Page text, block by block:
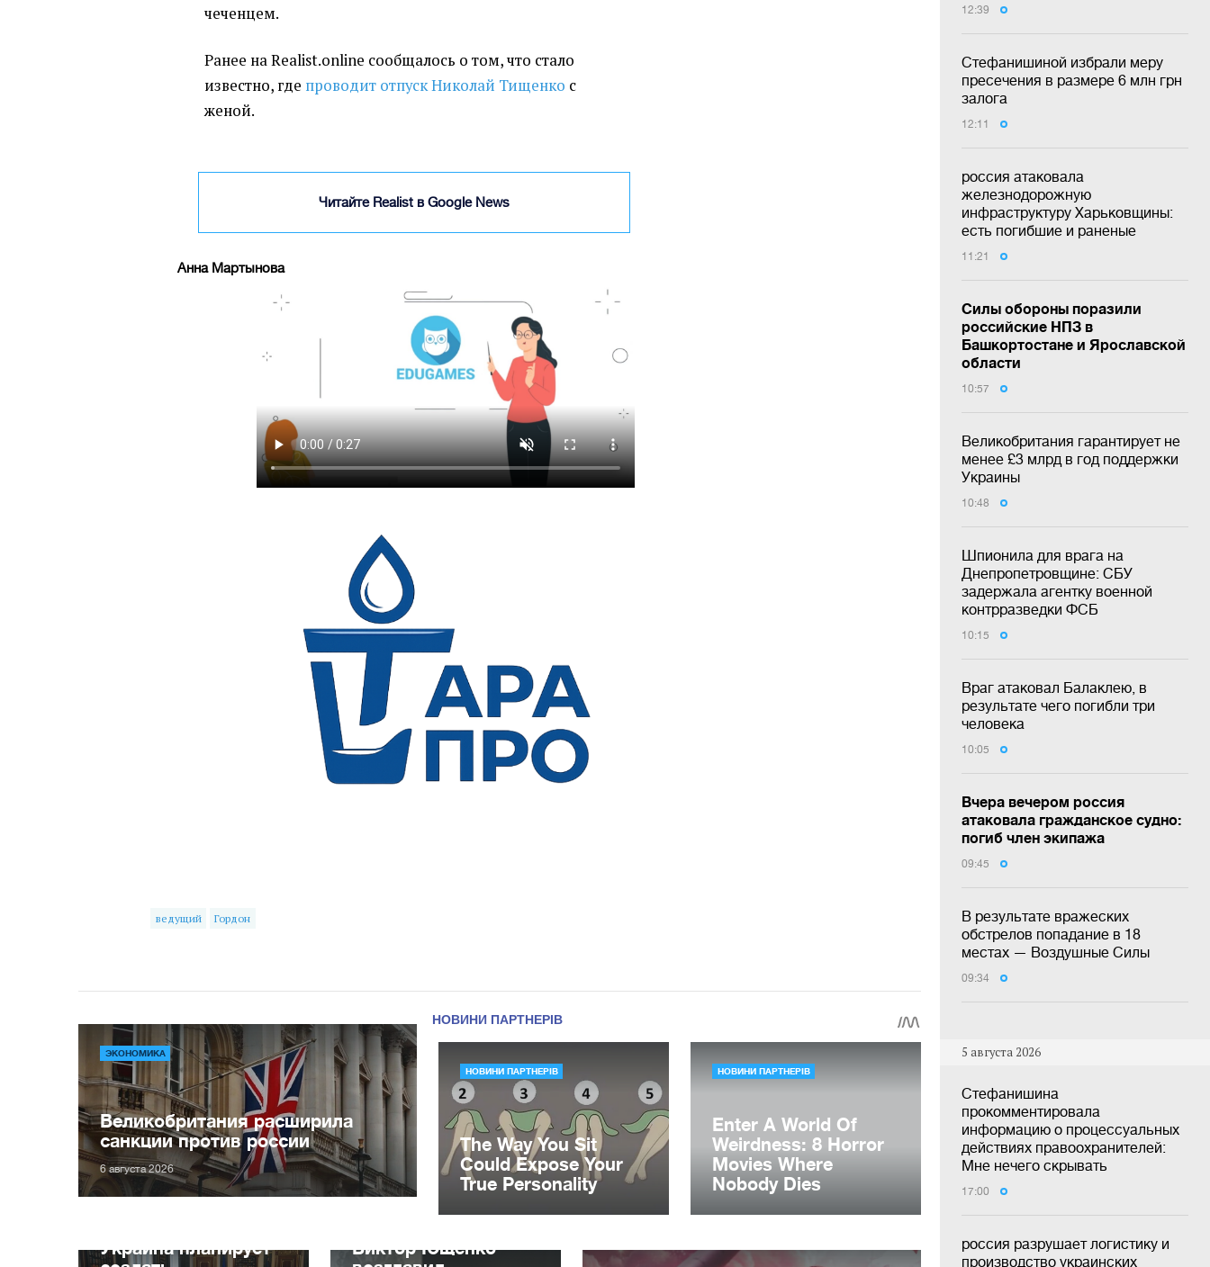
12:39
Стефанишиной избрали меру
пресечения в размере 6 млн грн
залога
12:11
россия атаковала
железнодорожную
инфраструктуру Харьковщины:
есть погибшие и раненые
11:21
Силы обороны поразили
российские НПЗ в
Башкортостане и Ярославской
области
10:57
Великобритания гарантирует не
менее £3 млрд в год поддержки
Украины
10:48
Шпионила для врага на
Днепропетровщине: СБУ
задержала агентку военной
контрразведки ФСБ
10:15
Враг атаковал Балаклею, в
результате чего погибли три
человека
10:05
Вчера вечером россия
атаковала гражданское судно:
погиб член экипажа
09:45
В результате вражеских
обстрелов попадание в 18
местах — Воздушные Силы
09:34
5 августа 2026
Стефанишина
прокомментировала
информацию о процессуальных
действиях правоохранителей:
Мне нечего скрывать
17:00
россия разрушает логистику и
производство украинских
чеченцем.
Ранее на Realist.online сообщалось о том, что стало
известно, где проводит отпуск Николай Тищенко с
женой.
Читайте Realist в Google News
Анна Мартынова
ведущий Гордон
ЭКОНОМИКА
Великобритания расширила
санкции против россии
6 августа 2026
Украина планирует
Виктор Ющенко